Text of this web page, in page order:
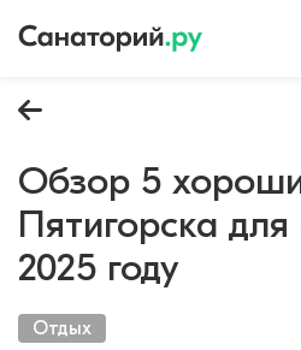
Обзор 5
Пятигорска
2025 году
Отдых